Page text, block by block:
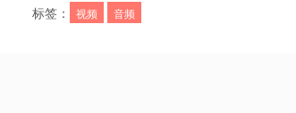
标签： 视频 音频